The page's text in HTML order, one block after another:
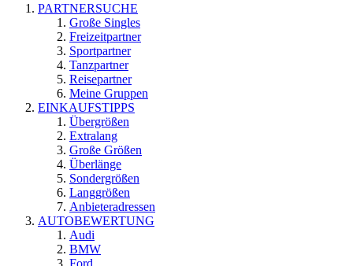
PARTNERSUCHE
Große Singles
Freizeitpartner
Sportpartner
Tanzpartner
Reisepartner
Meine Gruppen
EINKAUFSTIPPS
Übergrößen
Extralang
Große Größen
Überlänge
Sondergrößen
Langgrößen
Anbieteradressen
AUTOBEWERTUNG
Audi
BMW
Ford